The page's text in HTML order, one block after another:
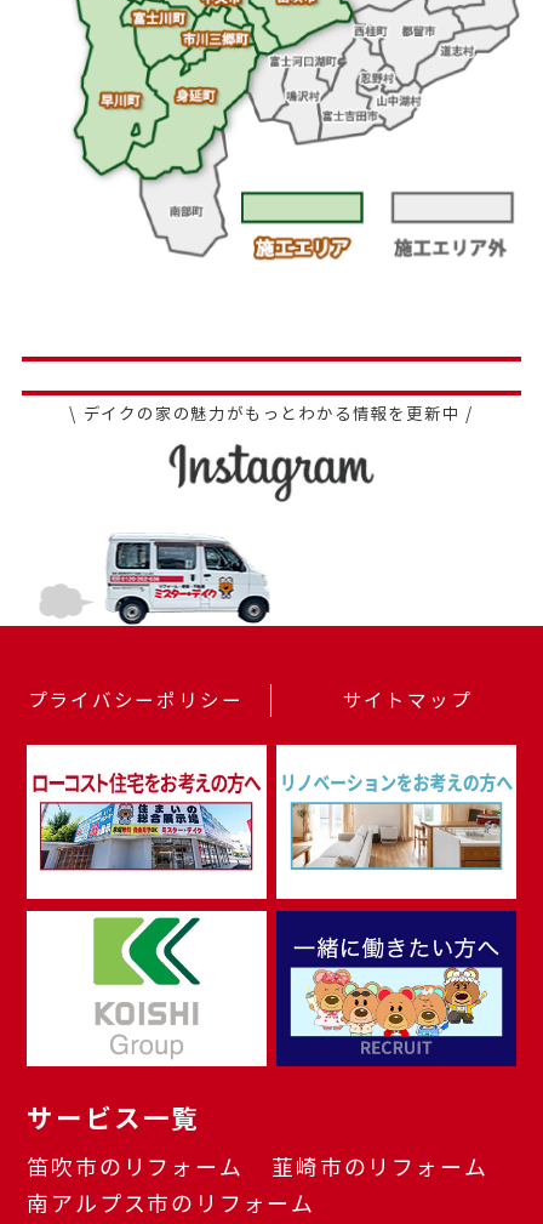
\ デイクの家の魅力がもっとわかる情報を更新中 /
プライバシーポリシー サイトマップ
サービス一覧
笛吹市のリフォーム
韮崎市のリフォーム
南アルプス市のリフォーム